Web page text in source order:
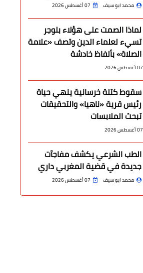
محمد ابو سيف 07 أغسطس 2026
لماذا الصمت على هؤلاء بلوجر
تسيء لعلماء الدين وتصف «علامة
الصلاة» بألفاظ خادشة
07 أغسطس 2026
سقوط كتلة خرسانية ينهي حياة
رئيس قرية «ناهيا» والتحقيقات
تبحث الملابسات
07 أغسطس 2026
الطب الشرعي يكشف مفاجآت
جديدة في قضية المغربي داري
محمد ابو سيف 07 أغسطس 2026